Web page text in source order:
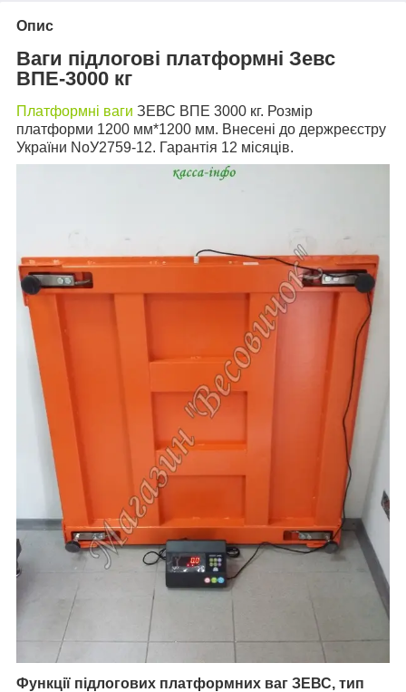
Опис
Ваги підлогові платформні Зевс
ВПЕ-3000 кг
Платформні ваги ЗЕВС ВПЕ 3000 кг. Розмір
платформи 1200 мм*1200 мм. Внесені до держреєстру
України NoУ2759-12. Гарантія 12 місяців.
Функції підлогових платформних ваг ЗЕВС, тип